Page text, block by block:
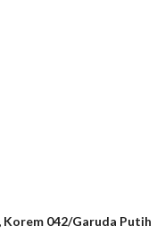
042/Garuda Putih